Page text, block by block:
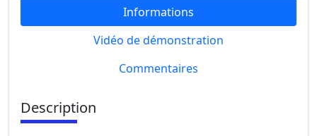
Informations
Vidéo de démonstration
Commentaires
Description